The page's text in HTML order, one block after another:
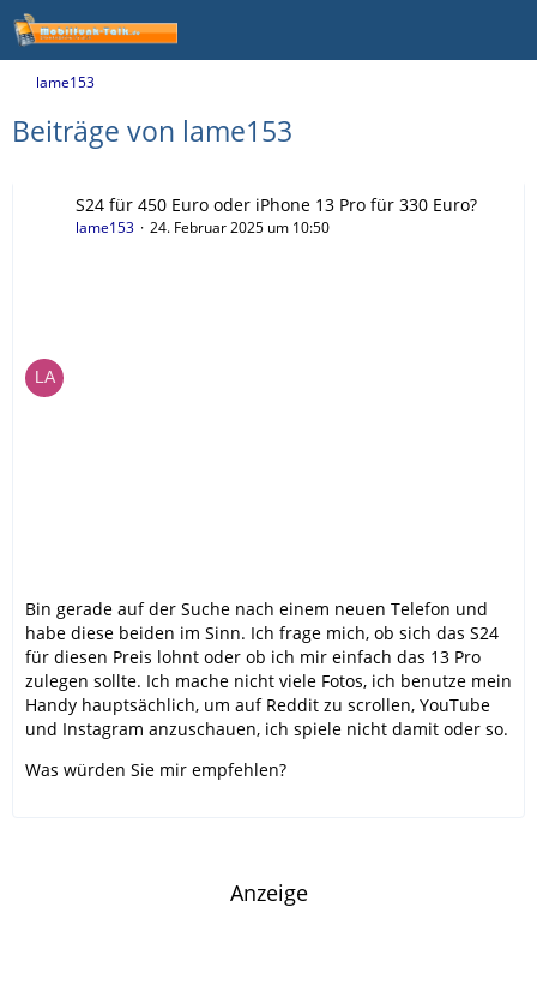
lame153
Beiträge von lame153
S24 für 450 Euro oder iPhone 13 Pro für 330 Euro?
lame153 24. Februar 2025 um 10:50
Bin gerade auf der Suche nach einem neuen Telefon und
habe diese beiden im Sinn. Ich frage mich, ob sich das S24
für diesen Preis lohnt oder ob ich mir einfach das 13 Pro
zulegen sollte. Ich mache nicht viele Fotos, ich benutze mein
Handy hauptsächlich, um auf Reddit zu scrollen, YouTube
und Instagram anzuschauen, ich spiele nicht damit oder so.
Was würden Sie mir empfehlen?
Anzeige